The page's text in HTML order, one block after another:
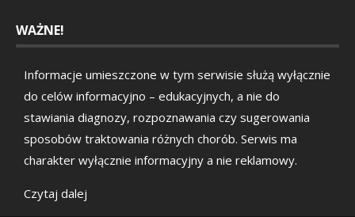
WAŻNE!
Informacje umieszczone w tym serwisie służą wyłącznie
do celów informacyjno – edukacyjnych, a nie do
stawiania diagnozy, rozpoznawania czy sugerowania
sposobów traktowania różnych chorób. Serwis ma
charakter wyłącznie informacyjny a nie reklamowy.
Czytaj dalej